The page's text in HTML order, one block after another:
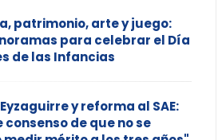
patrimonio, arte y juego:
para celebrar el Día
de las Infancias
y reforma al SAE:
consenso de que no se